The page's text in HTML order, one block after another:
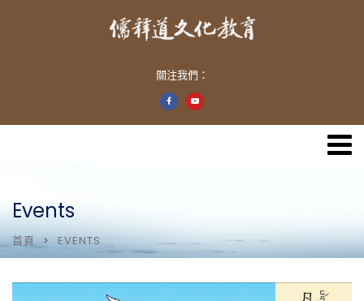
關注我們：
Events
首頁 EVENTS